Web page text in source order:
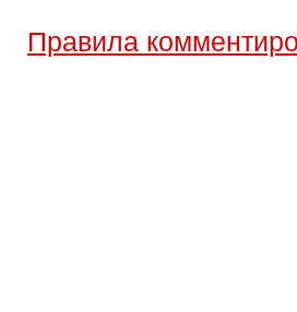
Правила